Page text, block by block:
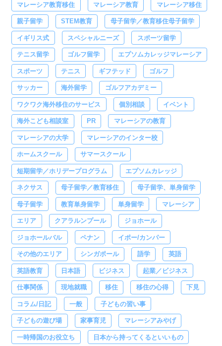
マレーシア教育移住 マレーシア教育 マレーシア移住
親子留学 STEM教育 母子留学／教育移住母子留学
イギリス式 スペシャルニーズ スポーツ留学
テニス留学 ゴルフ留学 エプソムカレッジマレーシア
スポーツ テニス ギフテッド ゴルフ
サッカー 海外留学 ゴルフアカデミー
ワクワク海外移住のサービス 個別相談 イベント
海外こども相談室 PR マレーシアの教育
マレーシアの大学 マレーシアのインター校
ホームスクール サマースクール
短期留学／ホリデープログラム エプソムカレッジ
ネクサス 母子留学／教育移住 母子留学、単身留学
母子留学 教育単身留学 単身留学 マレーシア
エリア クアラルンプール ジョホール
ジョホールバル ペナン イポー/カンパー
その他のエリア シンガポール 語学 英語
英語教育 日本語 ビジネス 起業／ビジネス
仕事関係 現地就職 移住 移住の心得 下見
コラム/日記 一般 子どもの習い事
子どもの遊び場 家事育児 マレーシアみやげ
一時帰国のお役立ち 日本から持ってくるといいもの